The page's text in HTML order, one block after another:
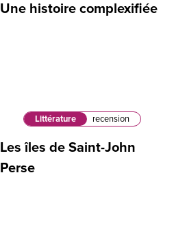
Une histoire complexifiée
Littérature recension
Les îles de Saint-John
Perse